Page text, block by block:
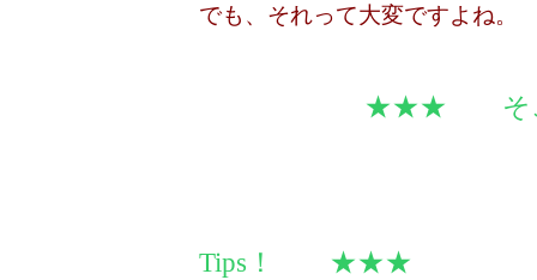
でも、それって大変ですよね。
★★★ そこで
Tips！ ★★★